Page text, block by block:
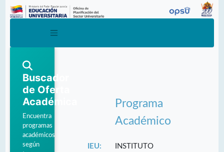
Buscador
de Oferta
Académica
Encuentra
programas
académicos
según
Programa
Académico
IEU:
INSTITUTO